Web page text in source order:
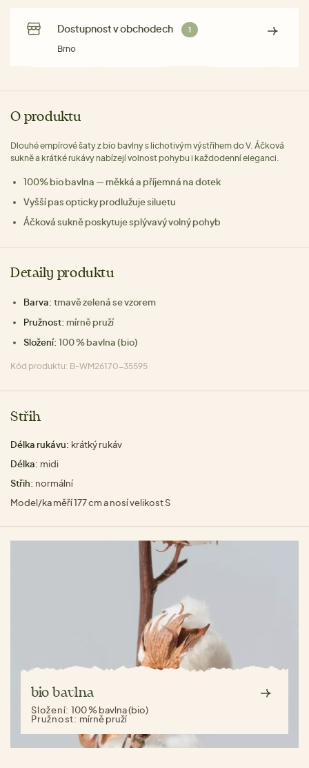
Dostupnost v obchodech 1
Brno
O produktu
Dlouhé empírové šaty z bio bavlny s lichotivým výstřihem do V. Áčková
sukně a krátké rukávy nabízejí volnost pohybu i každodenní eleganci.
100% bio bavlna — měkká a příjemná na dotek
Vyšší pas opticky prodlužuje siluetu
Áčková sukně poskytuje splývavý volný pohyb
Detaily produktu
Barva: tmavě zelená se vzorem
Pružnost: mírně pruží
Složení: 100 % bavlna (bio)
Kód produktu: B-WM26170-35595
Střih
Délka rukávu: krátký rukáv
Délka: midi
Střih: normální
Model/ka měří 177 cm a nosí velikost S
bio bavlna
Složení:100 % bavlna (bio)
Pružnost: mírně pruží